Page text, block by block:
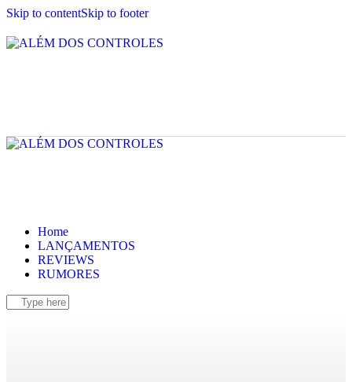
Skip to contentSkip to footer
Home
LANÇAMENTOS
REVIEWS
RUMORES